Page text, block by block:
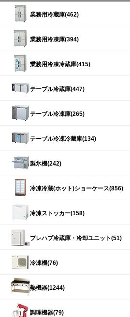
業務用冷蔵庫(462)
業務用冷凍庫(394)
業務用冷凍冷蔵庫(415)
テーブル冷蔵庫(447)
テーブル冷凍庫(265)
テーブル冷凍冷蔵庫(134)
製氷機(242)
冷凍冷蔵(ホット)ショーケース(856)
冷凍ストッカー(158)
プレハブ冷蔵庫・冷却ユニット(51)
冷凍機(76)
熱機器(1244)
調理機器(79)